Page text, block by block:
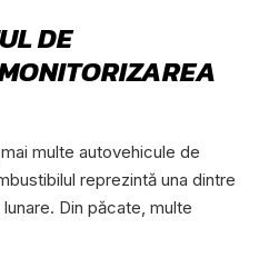
DE
multe autovehicule de
reprezintă una dintre
Din păcate, multe